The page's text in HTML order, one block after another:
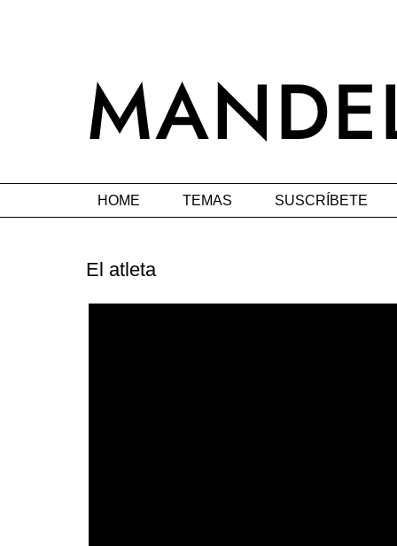
HOME TEMAS SUSCRÍBETE
El atleta